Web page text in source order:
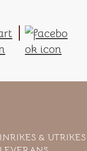
INRIKES & UTRIKES